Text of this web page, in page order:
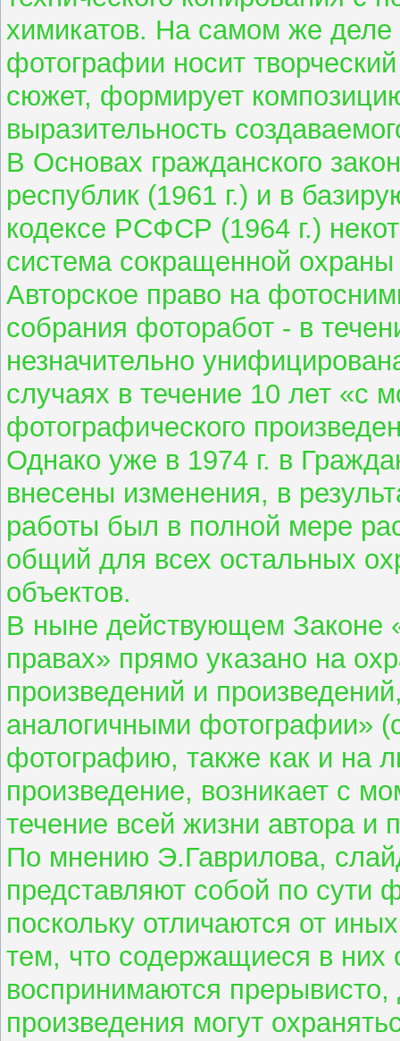
химикатов. На самом же
фотографии носит
сюжет, формирует
выразительность
В Основах гражданского
республик (1961 г.) и в
кодексе РСФСР (1964 г.)
система сокращенной
Авторское право на
собрания фоторабот - в
незначительно
случаях в течение 10 лет «с
фотографического
Однако уже в 1974 г. в
внесены изменения, в
работы был в полной мере
общий для всех остальных
объектов.
В ныне действующем Законе
правах» прямо указано на
произведений и
аналогичными фотографии»
фотографию, также как и на
произведение, возникает с
течение всей жизни автора и
По мнению Э.Гаврилова,
представляют собой по сути
поскольку отличаются от
тем, что содержащиеся в
воспринимаются прерывисто,
произведения могут